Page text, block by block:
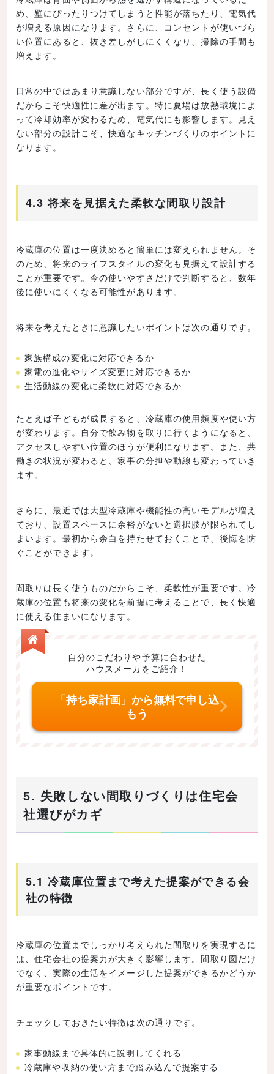
め、壁にぴったりつけてしまうと性能が落ちたり、電気代
が増える原因になります。さらに、コンセントが使いづら
い位置にあると、抜き差しがしにくくなり、掃除の手間も
増えます。
日常の中ではあまり意識しない部分ですが、長く使う設備
だからこそ快適性に差が出ます。特に夏場は放熱環境によ
って冷却効率が変わるため、電気代にも影響します。見え
ない部分の設計こそ、快適なキッチンづくりのポイントに
なります。
4.3 将来を見据えた柔軟な間取り設計
冷蔵庫の位置は一度決めると簡単には変えられません。そ
のため、将来のライフスタイルの変化も見据えて設計する
ことが重要です。今の使いやすさだけで判断すると、数年
後に使いにくくなる可能性があります。
将来を考えたときに意識したいポイントは次の通りです。
家族構成の変化に対応できるか
家電の進化やサイズ変更に対応できるか
生活動線の変化に柔軟に対応できるか
たとえば子どもが成長すると、冷蔵庫の使用頻度や使い方
が変わります。自分で飲み物を取りに行くようになると、
アクセスしやすい位置のほうが便利になります。また、共
働きの状況が変わると、家事の分担や動線も変わっていき
ます。
さらに、最近では大型冷蔵庫や機能性の高いモデルが増え
ており、設置スペースに余裕がないと選択肢が限られてし
まいます。最初から余白を持たせておくことで、後悔を防
ぐことができます。
間取りは長く使うものだからこそ、柔軟性が重要です。冷
蔵庫の位置も将来の変化を前提に考えることで、長く快適
に使える住まいになります。
自分のこだわりや予算に合わせた
ハウスメーカをご紹介！
「持ち家計画」から無料で申し込
もう
5. 失敗しない間取りづくりは住宅会
社選びがカギ
5.1 冷蔵庫位置まで考えた提案ができる会
社の特徴
冷蔵庫の位置までしっかり考えられた間取りを実現するに
は、住宅会社の提案力が大きく影響します。間取り図だけ
でなく、実際の生活をイメージした提案ができるかどうか
が重要なポイントです。
チェックしておきたい特徴は次の通りです。
家事動線まで具体的に説明してくれる
冷蔵庫や収納の使い方まで踏み込んで提案する